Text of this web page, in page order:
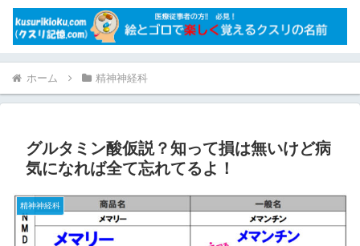
ホーム 精神神経科
グルタミン酸仮説？知って損は無いけど病
気になれば全て忘れてるよ！
精神神経科